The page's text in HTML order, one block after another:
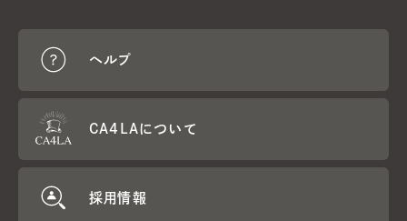
ヘルプ
CA4LAについて
採用情報